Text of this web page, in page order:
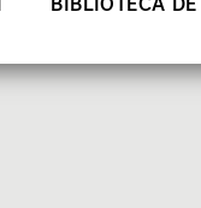
BIBLIOTECA